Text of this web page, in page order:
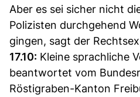
Aber es sei sicher nicht
Polizisten durchgehend
gingen, sagt der
17.10: Kleine sprachliche
beantwortet vom
Röstigraben-Kanton